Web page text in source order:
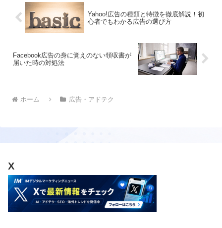
Yahoo!広告の種類と特徴を徹底解説！初
心者でもわかる広告の選び方
Facebook広告の身に覚えのない領収書が
届いた時の対処法
ホーム 広告・アドテク
X